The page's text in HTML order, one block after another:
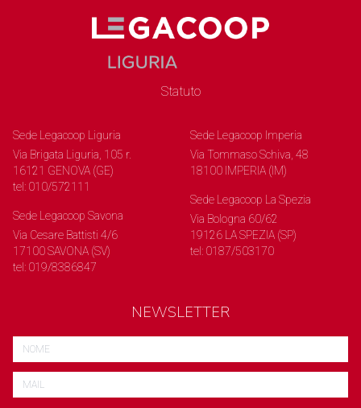
Statuto
Sede Legacoop Liguria
Via Brigata Liguria, 105 r.
16121 GENOVA (GE)
tel: 010/572111
Sede Legacoop Savona
Via Cesare Battisti 4/6
17100 SAVONA (SV)
tel: 019/8386847
Sede Legacoop Imperia
Via Tommaso Schiva, 48
18100 IMPERIA (IM)
Sede Legacoop La Spezia
Via Bologna 60/62
19126 LA SPEZIA (SP)
tel: 0187/503170
NEWSLETTER